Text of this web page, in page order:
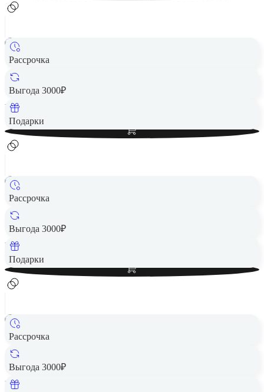
Рассрочка
Выгода 3000₽
Подарки
Игровая приставка Nintendo Switch Lite Бирюзовый
17 090 ₽
Вернем до
Рассрочка
Выгода 3000₽
Подарки
Игровая приставка Nintendo Switch Lite серый
17 190 ₽
Вернем до
Рассрочка
Выгода 3000₽
Игровая приставка Nintendo Switch Lite коралловая
18 490 ₽
Вернем до